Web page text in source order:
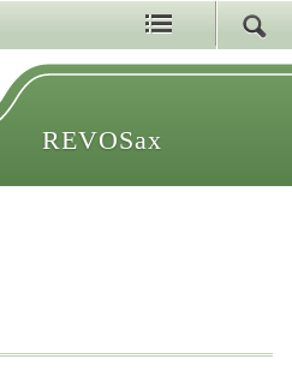
REVOSax